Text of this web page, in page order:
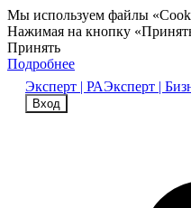
Мы используем файлы
Нажимая на кнопку
Принять
Подробнее
Эксперт | РАЭксперт |
Вход